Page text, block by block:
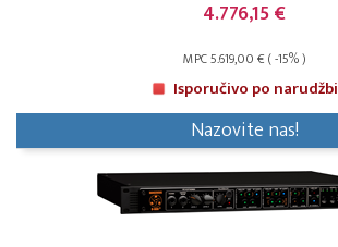
4.776,15 €
MPC 5.619,00 € ( -15% )
Isporučivo po narudžbi
Nazovite nas!